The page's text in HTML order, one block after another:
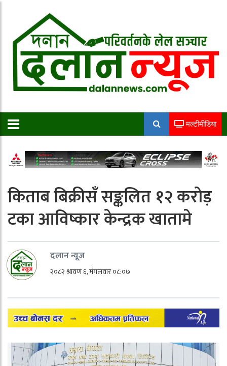
मल्टीमीडिया
किताब बिक्रीसँ सङ्कलित १२ करोड़
टका आविष्कार केन्द्रक खातामे
दलान न्यूज
२०८२ श्रावण ६, मंगलवार ०८:०७